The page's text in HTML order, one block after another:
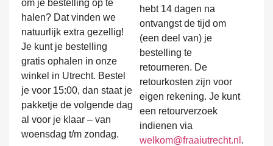
om je bestelling op te
halen? Dat vinden we
natuurlijk extra gezellig!
Je kunt je bestelling
gratis ophalen in onze
winkel in Utrecht. Bestel
je voor 15:00, dan staat je
pakketje de volgende dag
al voor je klaar – van
woensdag t/m zondag.
hebt 14 dagen na
ontvangst de tijd om
(een deel van) je
bestelling te
retourneren. De
retourkosten zijn voor
eigen rekening. Je kunt
een retourverzoek
indienen via
welkom@fraaiutrecht.nl .